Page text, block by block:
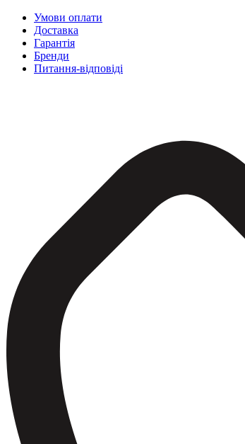
Умови оплати
Доставка
Гарантія
Бренди
Питання-відповіді